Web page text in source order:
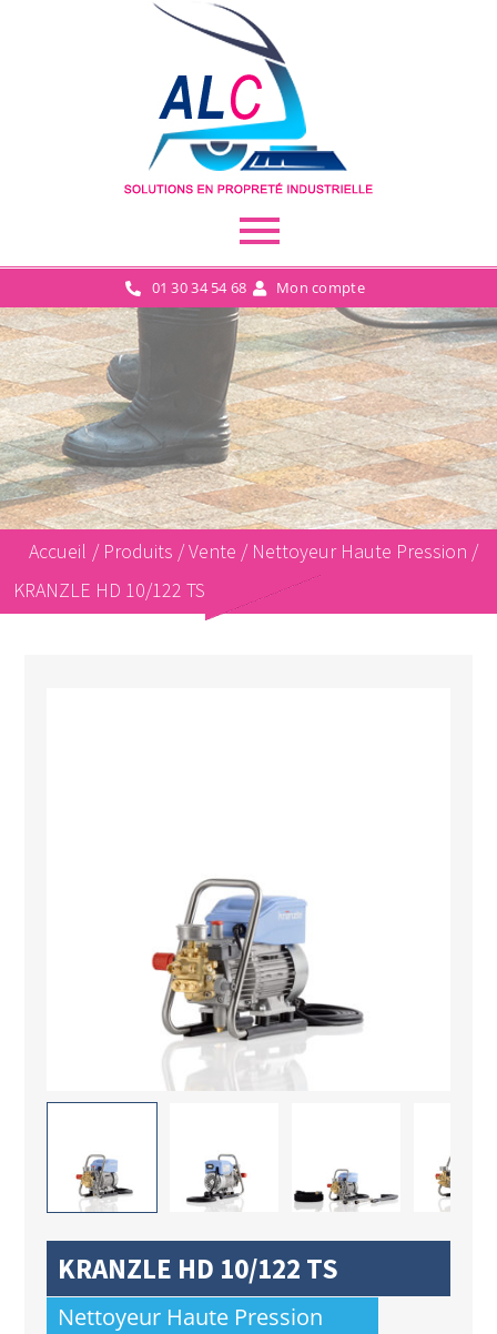
01 30 34 54 68 Mon compte
Accueil / Produits /Vente / Nettoyeur Haute Pression /
KRANZLE HD 10/122 TS
KRANZLE HD 10/122 TS
Nettoyeur Haute Pression